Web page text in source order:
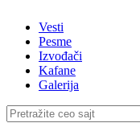
Vesti
Pesme
Izvođači
Kafane
Galerija